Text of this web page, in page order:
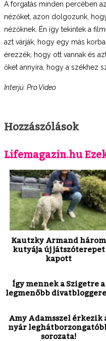
A forgatás minden percében
nézőket, azon dolgozunk,
nézőknek. Én így tekintek a
azt várják, hogy egy más
érezzék, hogy ott vannak és
őket annyira, hogy a székhez
Interjú: Pro Video
Hozzászólások
Lifemagazin.hu
Kautzky Armand három
kutyája új játszóterepet
kapott
Így mennek a Szigetre a
legmenőbb
Amy Adamsszel érkezik
nyár
sorozata!